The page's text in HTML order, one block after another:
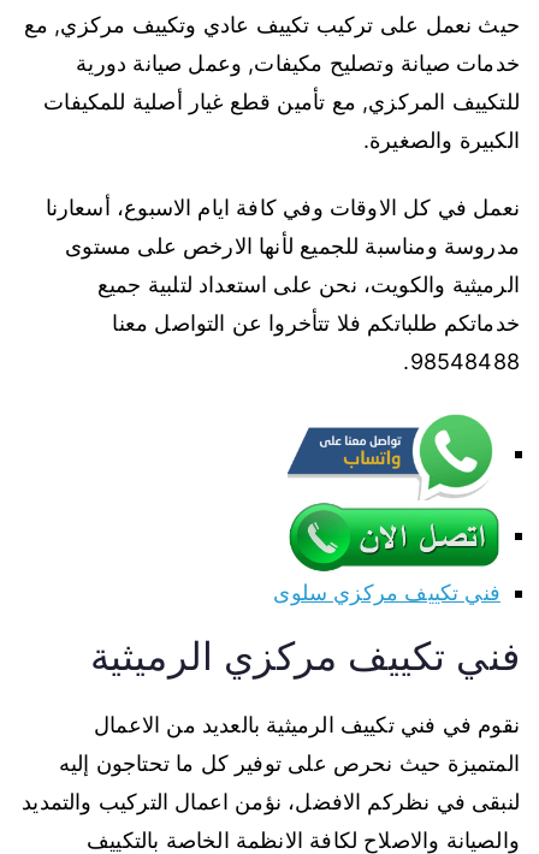
حيث نعمل على تركيب تكييف عادي وتكييف مركزي, مع
خدمات صيانة وتصليح مكيفات, وعمل صيانة دورية
للتكييف المركزي, مع تأمين قطع غيار أصلية للمكيفات
الكبيرة والصغيرة.
نعمل في كل الاوقات وفي كافة ايام الاسبوع، أسعارنا
مدروسة ومناسبة للجميع لأنها الارخص على مستوى
الرميثية والكويت، نحن على استعداد لتلبية جميع
خدماتكم طلباتكم فلا تتأخروا عن التواصل معنا
98548488.
فني تكييف مركزي سلوى
فني تكييف مركزي الرميثية
نقوم في فني تكييف الرميثية بالعديد من الاعمال
المتميزة حيث نحرص على توفير كل ما تحتاجون إليه
لنبقى في نظركم الافضل، نؤمن اعمال التركيب والتمديد
والصيانة والاصلاح لكافة الانظمة الخاصة بالتكييف